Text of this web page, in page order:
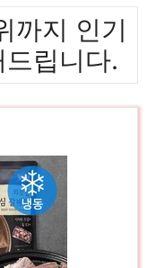
까지 인기
립니다.